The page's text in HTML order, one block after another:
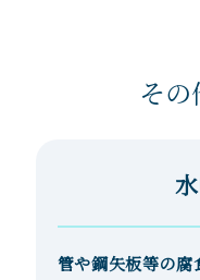
その
管や鋼矢板等の腐